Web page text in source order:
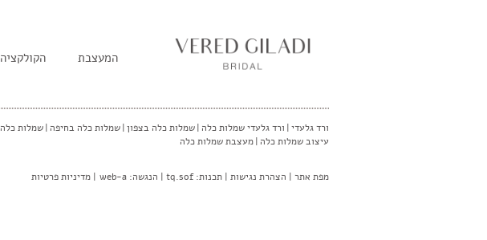
המעצבת הקולקציה
ורד גלעדי| ורד גלעדי שמלות כלה |שמלות כלה בצפון|שמלות כלה בחיפה |שמלות כלה
עיצוב שמלות כלה |מעצבת שמלות כלה
מפת אתר | הצהרת נגישות | תכנות:tq.sof | הנגשה: web-a
| מדיניות פרטיות